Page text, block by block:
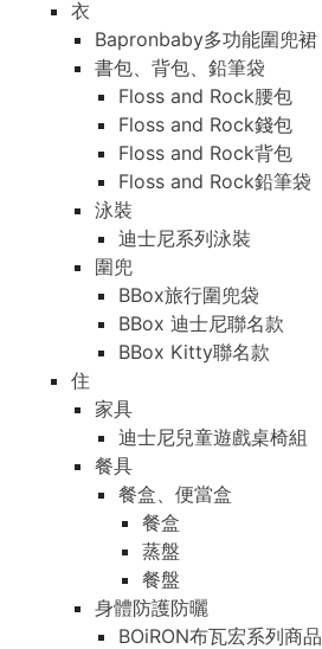
衣
Bapronbaby多功能圍兜裙
書包、背包、鉛筆袋
Floss and Rock腰包
Floss and Rock錢包
Floss and Rock背包
Floss and Rock鉛筆袋
泳裝
迪士尼系列泳裝
圍兜
BBox旅行圍兜袋
BBox 迪士尼聯名款
BBox Kitty聯名款
住
家具
迪士尼兒童遊戲桌椅組
餐具
餐盒、便當盒
餐盒
蒸盤
餐盤
身體防護防曬
BOiRON布瓦宏系列商品